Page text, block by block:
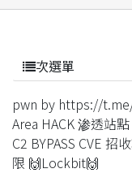
次選單
pwn by https://
Area HACK 渗透站
C2 BYPASS CVE
限 🙌Lockbit🙌